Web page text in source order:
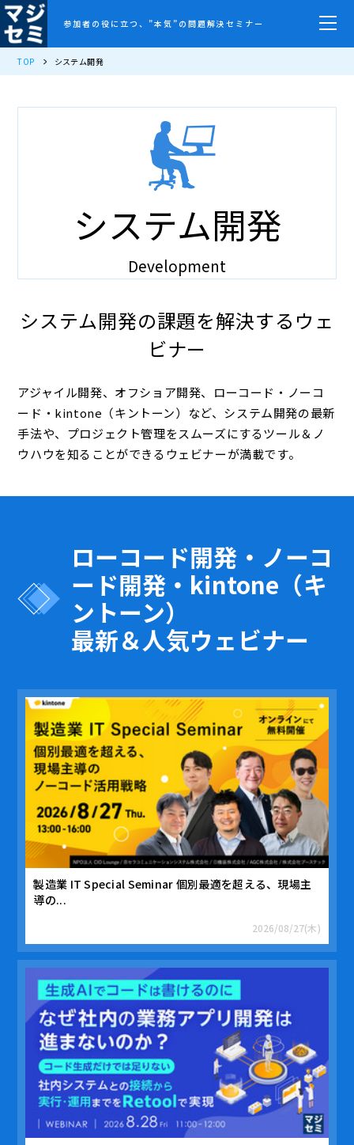
参加者の役に立つ、”本気”の問題解決セミナー
TOP システム開発
システム開発
Development
システム開発の課題を解決するウェ
ビナー
アジャイル開発、オフショア開発、ローコード・ノーコ
ード・kintone（キントーン）など、システム開発の最新
手法や、プロジェクト管理をスムーズにするツール＆ノ
ウハウを知ることができるウェビナーが満載です。
ローコード開発・ノーコ
ード開発・kintone（キ
ントーン）
最新＆人気ウェビナー
製造業 IT Special Seminar 個別最適を超える、現場主
導の...
2026/08/27(木)